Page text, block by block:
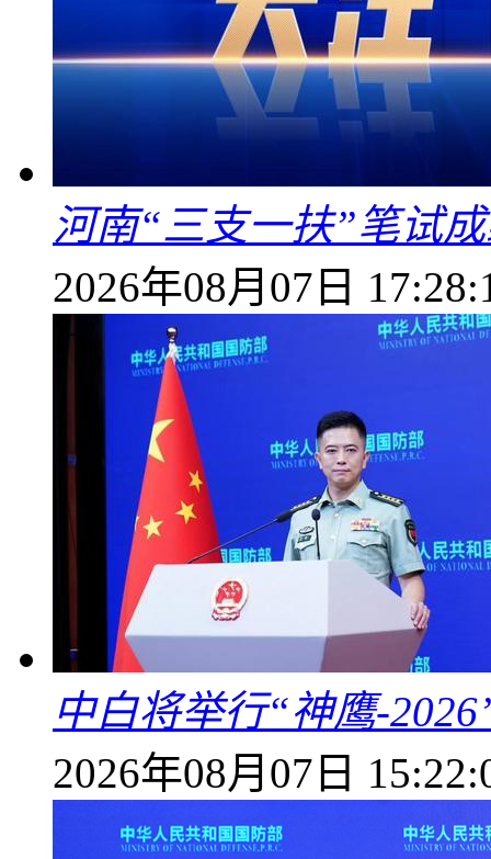
河南“三支一扶”笔试
2026年08月07日
中白将举行“神鹰-
2026年08月07日